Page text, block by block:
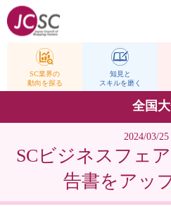
SC業界の
動向を探る
知見と
スキルを磨く
全国
2024/03/
SCビジネスフェ
告書をアッ